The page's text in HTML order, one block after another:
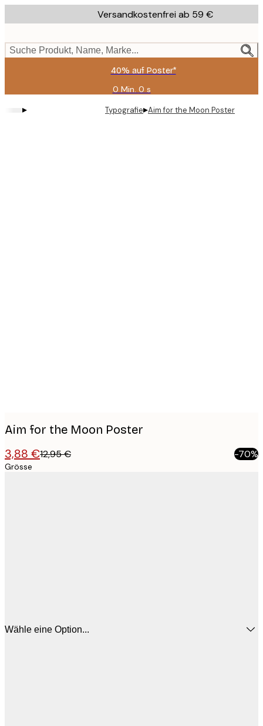
to
content.
Versandkostenfrei ab 59 €
Suche Produkt, Name, Marke...
40% auf Poster*
0 Min. 0 s
Gültig
bis:
2026-
▸ Typografie▸Aim for the Moon Poster
Aim for the Moon Poster
3,88 €12,95 € -70%
Grösse
Wähle eine Option...